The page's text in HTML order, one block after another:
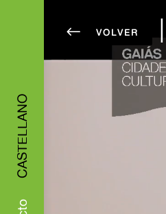
CASTELLANO
#